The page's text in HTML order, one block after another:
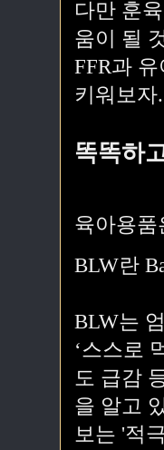
다만 훈
움이 될
FFR과
키워보자.
똑똑하
육아용품
BLW란
BLW는
‘스스로
도 급감
을 알고
보는 '적